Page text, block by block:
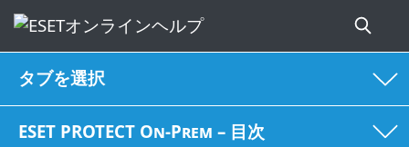
タブを選択
ESET PROTECT On-Prem – 目次